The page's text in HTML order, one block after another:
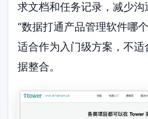
求文档和任务记录，减少
“数据打通产品管理软件哪
适合作为入门级方案，不
据整合。